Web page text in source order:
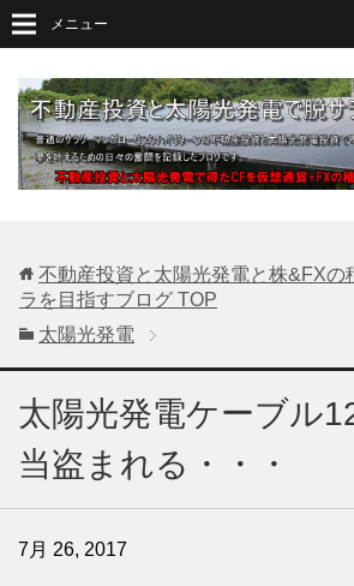
メニュー
不動産投資と太陽光発電と株&FXの
ラを目指すブログ TOP
太陽光発電
太陽光発電ケーブル
当盗まれる・・・
7月 26, 2017